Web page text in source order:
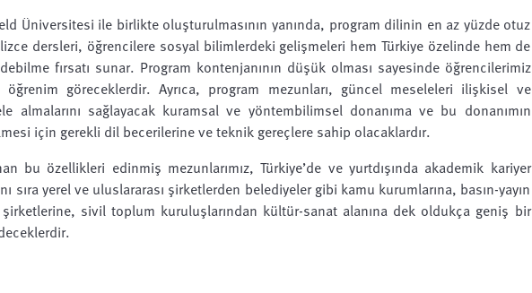
Üniversitesi ile birlikte oluşturulmasının yanında, program dilinin en az yüzde otuz
dersleri, öğrencilere sosyal bilimlerdeki gelişmeleri hem Türkiye özelinde hem de
fırsatı sunar. Program kontenjanının düşük olması sayesinde öğrencilerimiz
göreceklerdir. Ayrıca, program mezunları, güncel meseleleri ilişkisel ve
almalarını sağlayacak kuramsal ve yöntembilimsel donanıma ve bu donanımın
için gerekli dil becerilerine ve teknik gereçlere sahip olacaklardır.
bu özellikleri edinmiş mezunlarımız, Türkiye’de ve yurtdışında akademik kariyer
sıra yerel ve uluslararası şirketlerden belediyeler gibi kamu kurumlarına, basın-yayın
şirketlerine, sivil toplum kuruluşlarından kültür-sanat alanına dek oldukça geniş bir